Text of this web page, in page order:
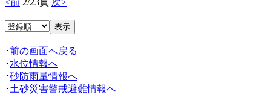
<前 2/23頁 次>
･前の画面へ戻る
･ 水位情報へ
･砂防雨量情報へ
･ 土砂災害警戒避難情報へ